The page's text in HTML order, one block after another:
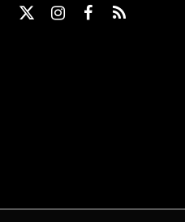
X
Instagram
Facebook
RSS